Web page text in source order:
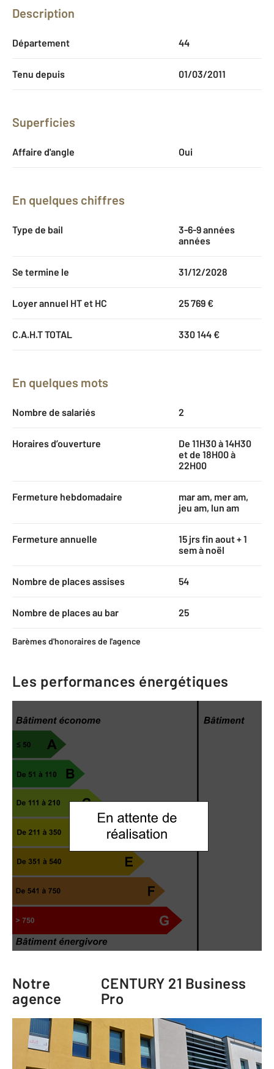
Description
Département 44
Tenu depuis 01/03/2011
Superficies
Affaire d'angle Oui
En quelques chiffres
Type de bail
3-6-9 années
années
Se termine le 31/12/2028
Loyer annuel HT et HC 25 769 €
C.A.H.T TOTAL 330 144 €
En quelques mots
Nombre de salariés 2
Horaires d’ouverture
De 11H30 à 14H30
et de 18H00 à
22H00
Fermeture hebdomadaire
mar am, mer am,
jeu am, lun am
Fermeture annuelle
15 jrs fin aout + 1
sem à noël
Nombre de places assises 54
Nombre de places au bar 25
Barèmes d'honoraires de l'agence
Les performances énergétiques
Notre
agence
CENTURY 21 Business
Pro